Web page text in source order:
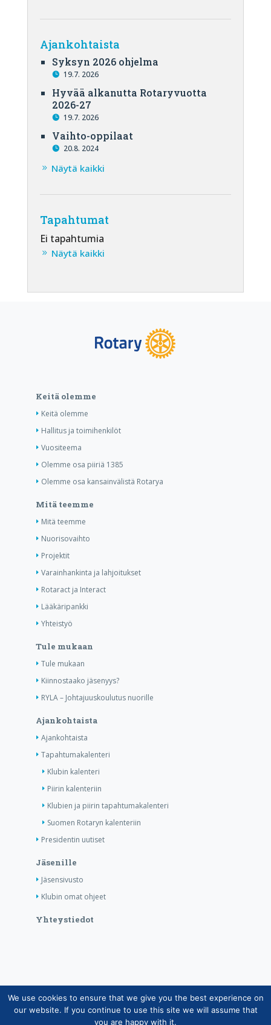
Ajankohtaista
Syksyn 2026 ohjelma
19.7. 2026
Hyvää alkanutta Rotaryvuotta
2026-27
19.7. 2026
Vaihto-oppilaat
20.8. 2024
Näytä kaikki
Tapahtumat
Ei tapahtumia
Näytä kaikki
Keitä olemme
Keitä olemme
Hallitus ja toimihenkilöt
Vuositeema
Olemme osa piiriä 1385
Olemme osa kansainvälistä Rotarya
Mitä teemme
Mitä teemme
Nuorisovaihto
Projektit
Varainhankinta ja lahjoitukset
Rotaract ja Interact
Lääkäripankki
Yhteistyö
Tule mukaan
Tule mukaan
Kiinnostaako jäsenyys?
RYLA – Johtajuuskoulutus nuorille
Ajankohtaista
Ajankohtaista
Tapahtumakalenteri
Klubin kalenteri
Piirin kalenteriin
Klubien ja piirin tapahtumakalenteri
Suomen Rotaryn kalenteriin
Presidentin uutiset
Jäsenille
Jäsensivusto
Klubin omat ohjeet
Yhteystiedot
Copyright © Suomen Rotarypalvelu ry 2026 |
Jäsentietojärjestelmän tietosuojaseloste|Henkilötietojen
We use cookies to ensure that we give you the best experience on
our website. If you continue to use this site we will assume that
you are happy with it.